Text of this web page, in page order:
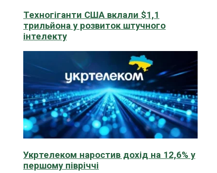
Техногіганти США вклали $1,1
трильйона у розвиток штучного
інтелекту
Укртелеком наростив дохід на 12,6% у
першому півріччі